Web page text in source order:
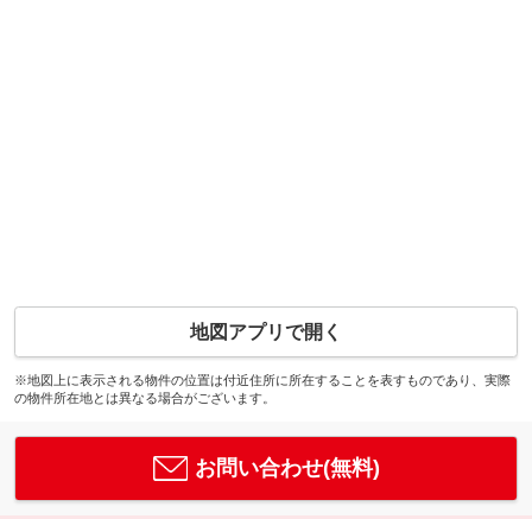
地図アプリで開く
※地図上に表示される物件の位置は付近住所に所在することを表すものであり、実際
の物件所在地とは異なる場合がございます。
お問い合わせ(無料)